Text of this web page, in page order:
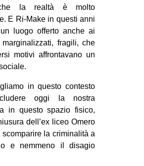
la realtà è molto
E Ri-Make in questi anni
luogo offerto anche ai
marginalizzati, fragili, che
motivi affrontavano un
in questo contesto
oggi la nostra
in questo spazio fisico,
dell’ex liceo Omero
scomparire la criminalità a
e nemmeno il disagio